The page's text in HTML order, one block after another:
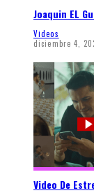
Joaquin EL
Videos
diciembre 4,
Video De